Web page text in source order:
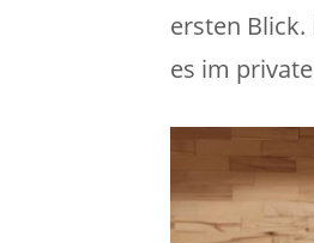
ersten
es im